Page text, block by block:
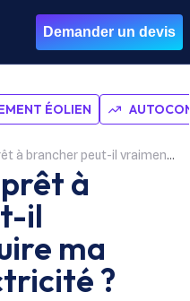
Demander un devis
ÉOLIEN
peut-il vraiment réduire ma facture d’électricité ?
à
il
ma
?